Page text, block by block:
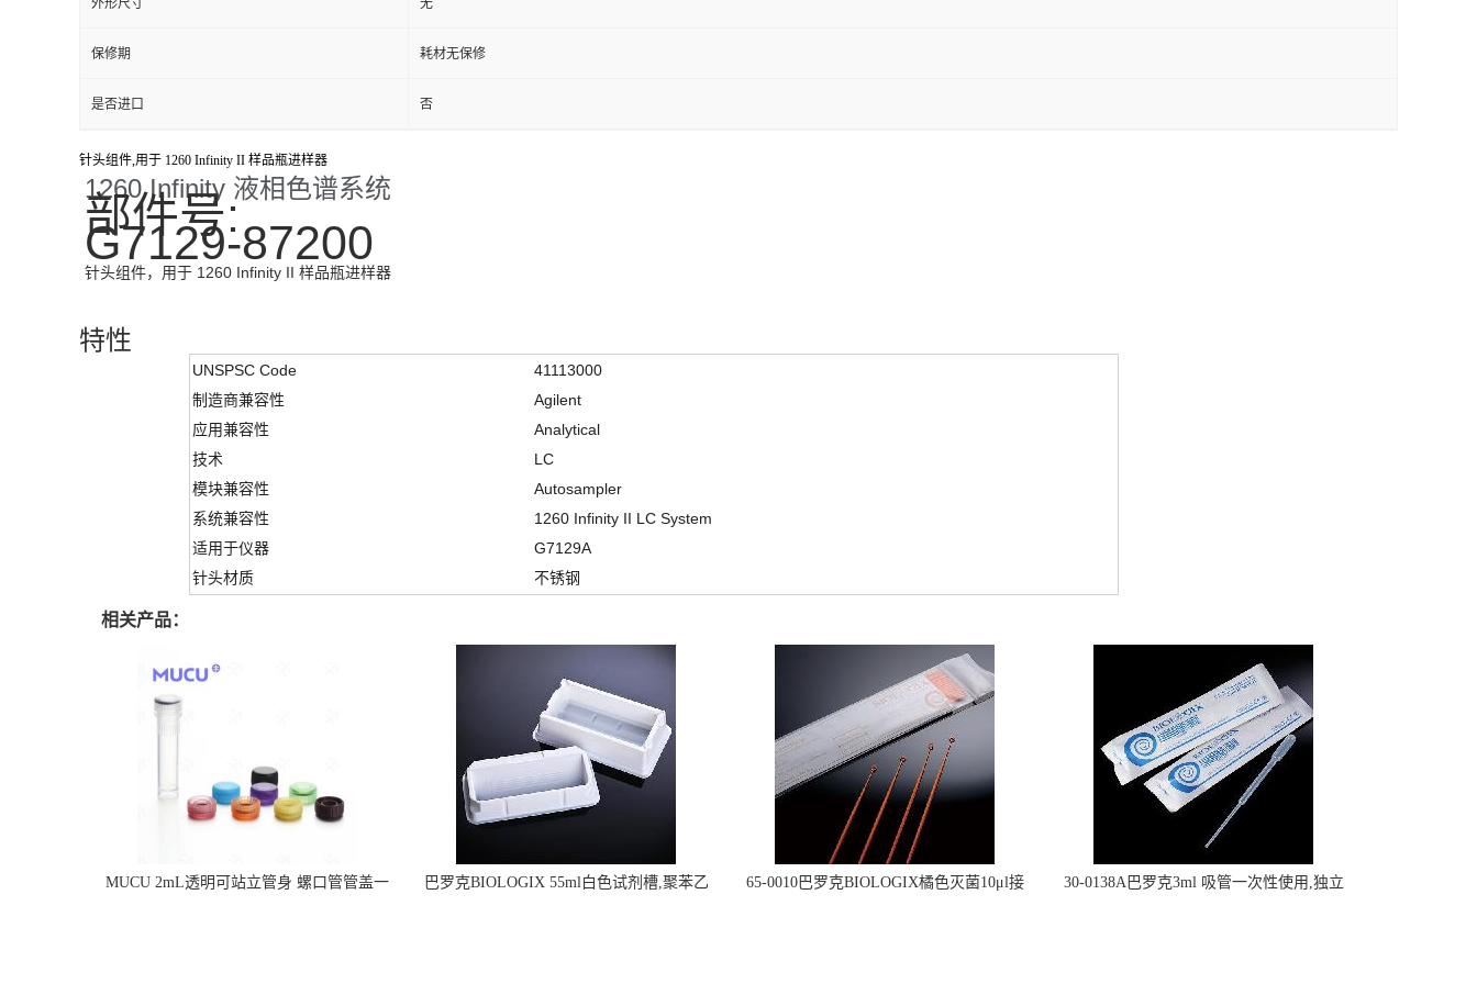
外形尺寸 无
保修期 耗材无保修
是否进口 否
针头组件,用于 1260 Infinity II 样品瓶进样器
1260 Infinity 液相色谱系统
部件号:
G7129-87200
针头组件，用于 1260 Infinity II 样品瓶进样器
特性
UNSPSC Code
41113000
制造商兼容性
Agilent
应用兼容性
Analytical
技术
LC
模块兼容性
Autosampler
系统兼容性
1260 Infinity II LC System
适用于仪器
G7129A
针头材质
不锈钢
相关产品：
MUCU 2mL透明可站立管身 螺口管管盖一
巴罗克BIOLOGIX 55ml白色试剂槽,聚苯乙
65-0010巴罗克BIOLOGIX橘色灭菌10μl接
30-0138A巴罗克3ml 吸管一次性使用,独立